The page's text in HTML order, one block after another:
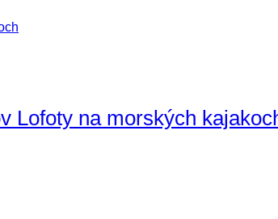
Lofoty na morských